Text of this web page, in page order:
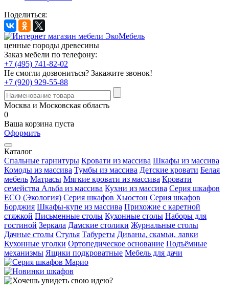
Поделиться:
ценные породы древесины
Заказ мебели по телефону:
+7 (495) 741-82-02
Не смогли дозвониться? Закажите звонок!
+7 (920) 929-55-88
Москва и Московская область
0
Ваша корзина пуста
Оформить
Каталог
Спальные гарнитуры Кровати из массива Шкафы из массива
Комоды из массива Тумбы из массива Детские кровати Белая
мебель Матрасы Мягкие кровати из массива Кровати
семейства Альба из массива Кухни из массива Серия шкафов
ECO (Экология) Серия шкафов Хьюстон Серия шкафов
Борджия Шкафы-купе из массива Прихожие с каретной
стяжкой Письменные столы Кухонные столы Наборы для
гостиной Зеркала Дамские столики Журнальные столы
Дачные столы Стулья Табуреты Диваны, скамьи, лавки
Кухонные уголки Ортопедическое основание Подъёмные
механизмы Ящики подкроватные Мебель для дачи